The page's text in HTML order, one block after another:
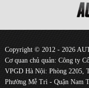
Copyright © 2012 - 2026
Cơ quan chủ quản: Công ty
VPGD Hà Nội: Phòng 2205,
Phường Mễ Trì - Quận Nam